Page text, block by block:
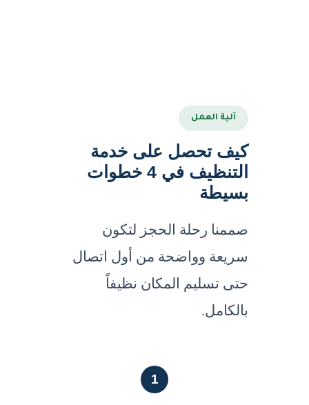
آلية العمل
كيف تحصل على خدمة
التنظيف في 4 خطوات
بسيطة
صممنا رحلة الحجز لتكون
سريعة وواضحة من أول اتصال
حتى تسليم المكان نظيفاً
بالكامل.
1